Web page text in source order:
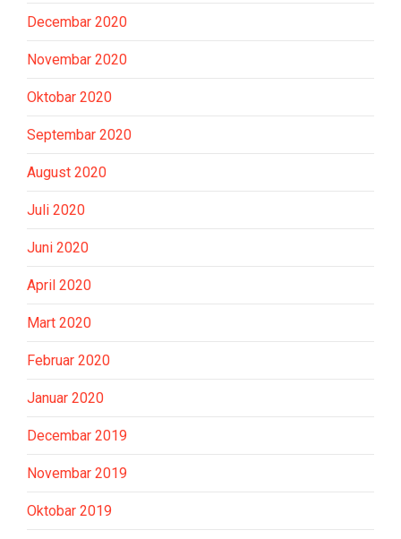
Decembar 2020
Novembar 2020
Oktobar 2020
Septembar 2020
August 2020
Juli 2020
Juni 2020
April 2020
Mart 2020
Februar 2020
Januar 2020
Decembar 2019
Novembar 2019
Oktobar 2019